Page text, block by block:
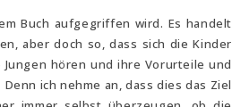
Buch aufgegriffen wird. Es handelt
aber doch so, dass sich die Kinder
hören und ihre Vorurteile und
ich nehme an, dass dies das Ziel